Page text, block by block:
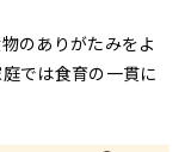
のありがたみをよ
では食育の一貫に